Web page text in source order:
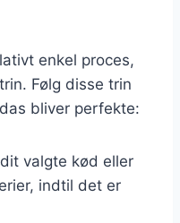
enkel proces,
Følg disse trin
bliver perfekte:
valgte kød eller
indtil det er